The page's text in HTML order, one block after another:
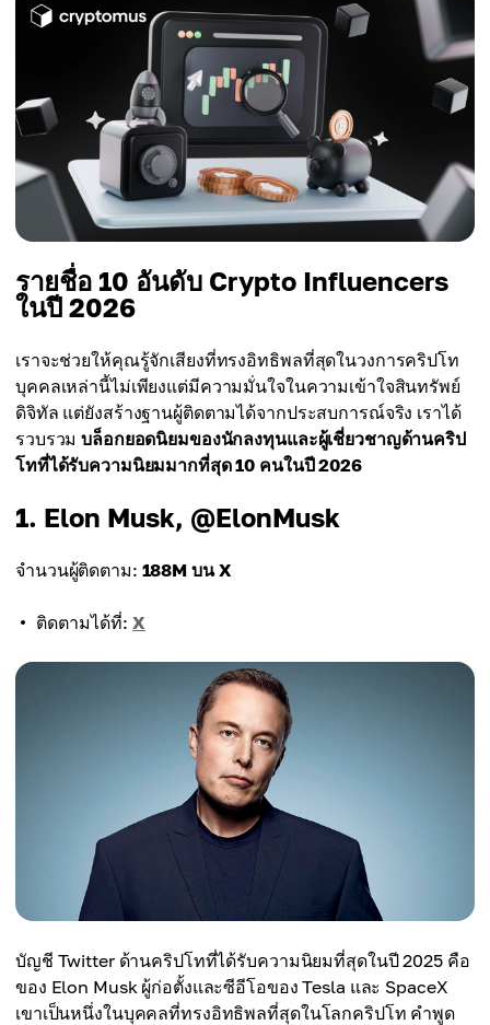
รายชื่อ 10 อันดับ Crypto Influencers
ในปี 2026
เราจะช่วยให้คุณรู้จักเสียงที่ทรงอิทธิพลที่สุดในวงการคริปโท
บุคคลเหล่านี้ไม่เพียงแต่มีความมั่นใจในความเข้าใจสินทรัพย์
ดิจิทัล แต่ยังสร้างฐานผู้ติดตามได้จากประสบการณ์จริง เราได้
รวบรวมบล็อกยอดนิยมของนักลงทุนและผู้เชี่ยวชาญด้านคริป
โทที่ได้รับความนิยมมากที่สุด 10 คนในปี 2026
1. Elon Musk, @ElonMusk
จำนวนผู้ติดตาม: 188M บน X
ติดตามได้ที่: X
บัญชี Twitter ด้านคริปโทที่ได้รับความนิยมที่สุดในปี 2025 คือ
ของ Elon Musk ผู้ก่อตั้งและซีอีโอของ Tesla และ SpaceX
เขาเป็นหนึ่งในบุคคลที่ทรงอิทธิพลที่สุดในโลกคริปโท คำพูด